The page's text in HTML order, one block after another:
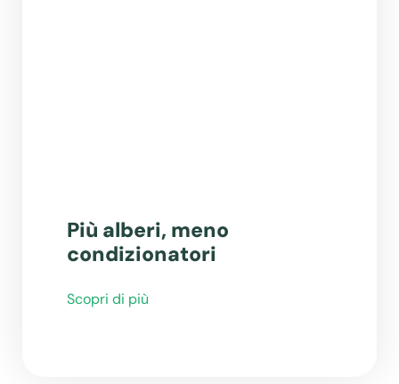
Più alberi, meno
condizionatori
Scopri di più